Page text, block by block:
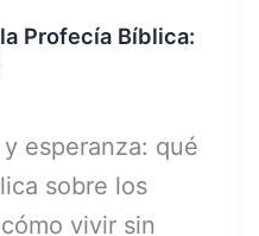
Profecía Bíblica:
esperanza: qué
sobre los
vivir sin